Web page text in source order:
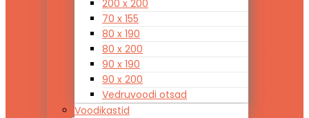
200 x 200
70 x 155
80 x 190
80 x 200
90 x 190
90 x 200
Vedruvoodi otsad
Voodikastid